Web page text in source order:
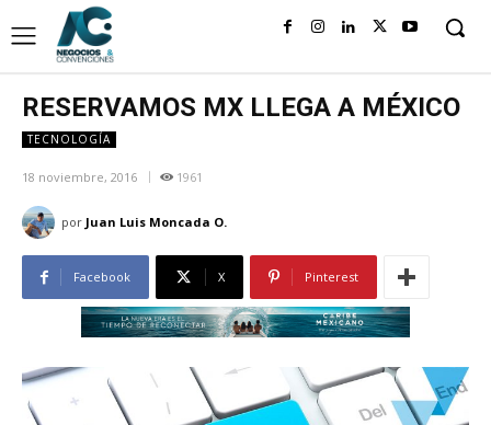
RESERVAMOS MX LLEGA A MÉXICO
TECNOLOGÍA
18 noviembre, 2016 1961
por Juan Luis Moncada O.
Facebook X Pinterest